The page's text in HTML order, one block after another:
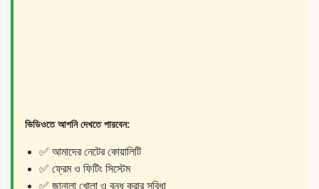
ভিডিওতে আপনি দেখতে পারবেন:
✅ আমাদের নেটের কোয়ালিটি
✅ ফ্রেম ও ফিটিং সিস্টেম
✅ জানালা খোলা ও বন্ধ করার সুবিধা